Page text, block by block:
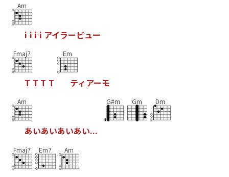
Am
i i i i アイラービュー
Fmaj7
T T T T
Em
ティ アーモ
Am
あいあいあいあい...
G#m Gm Dm
Fmaj7 Em7 Am